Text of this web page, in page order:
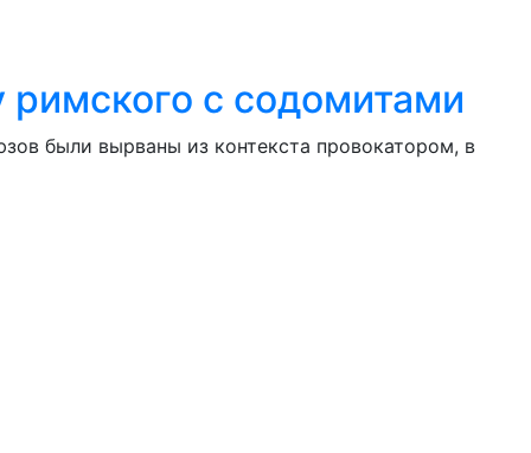
с содомитами
были вырваны из контекста провокатором, в